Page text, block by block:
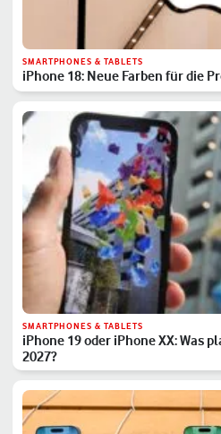
SMARTPHONES & TABLETS
iPhone 18: Neue Farben für die
SMARTPHONES & TABLETS
iPhone 19 oder iPhone XX: Was
2027?